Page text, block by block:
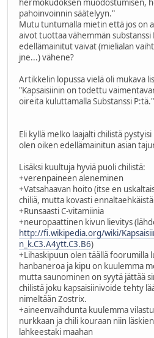
hermokudoksen muodostumisen,
pahoinvoinnin säätelyyn."
Mutu tuntumalla mietin että jos on
aivot tuottaa vähemmän substanssi
edellämainitut vaivat (mielialan
jne...) vähene?
Artikkelin lopussa vielä oli mukava
"Kapsaisiinin on todettu
oireita kuluttamalla Substanssi P:tä."
Eli kyllä melko laajalti chilistä
olen oiken edellämainitun asian
Lisäksi kuultuja hyviä puoli chilistä:
+verenpaineen aleneminen
+Vatsahaavan hoito (itse en
chiliä, mutta kovasti
+Runsaasti C-vitamiinia
+neuropaattinen kivun lievitys
http://fi.wikipedia.org/wiki/
n_k.C3.A4ytt.C3.B6)
+Lihaskipuun olen täällä foorumilla
hanbaneroa ja kipu on kuulemma
mutta saunominen on syytä jättää
chilistä joku kapsaisiinivoide tehty
nimeltään Zostrix.
+aineenvaihdunta kuulemma
nurkkaan ja chili kouraan niin
lahkeestaki maahan